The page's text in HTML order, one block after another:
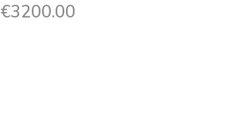
€3200.00